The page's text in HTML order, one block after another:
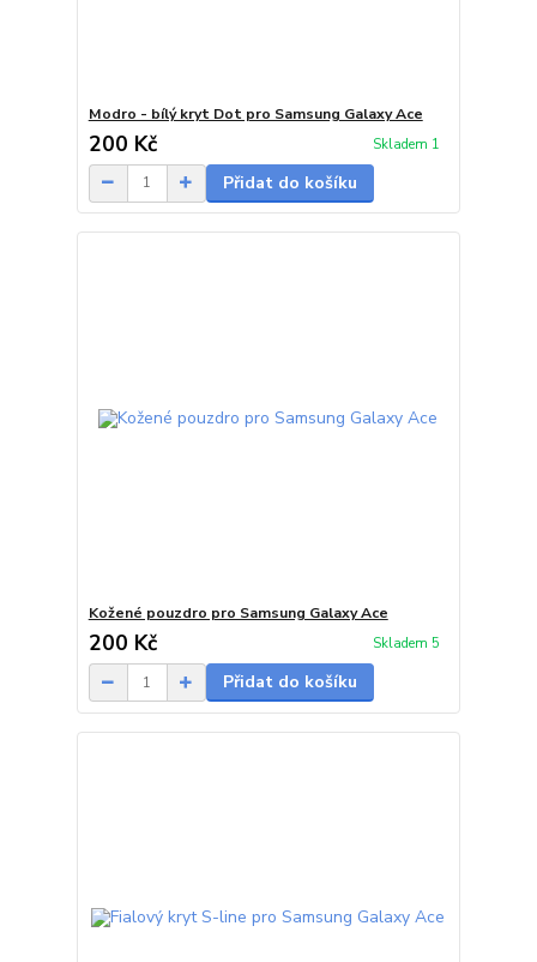
Modro - bílý kryt Dot pro Samsung Galaxy Ace
200 Kč Skladem 1
Přidat do košíku
Kožené pouzdro pro Samsung Galaxy Ace
200 Kč Skladem 5
Přidat do košíku